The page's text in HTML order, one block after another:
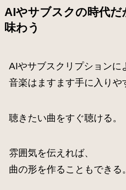
AIやサブスクの時代だ
味わう
AIやサブスクリプションに
音楽はますます手に入りや
聴きたい曲をすぐ聴ける。
雰囲気を伝えれば、
曲の形を作ることもできる。